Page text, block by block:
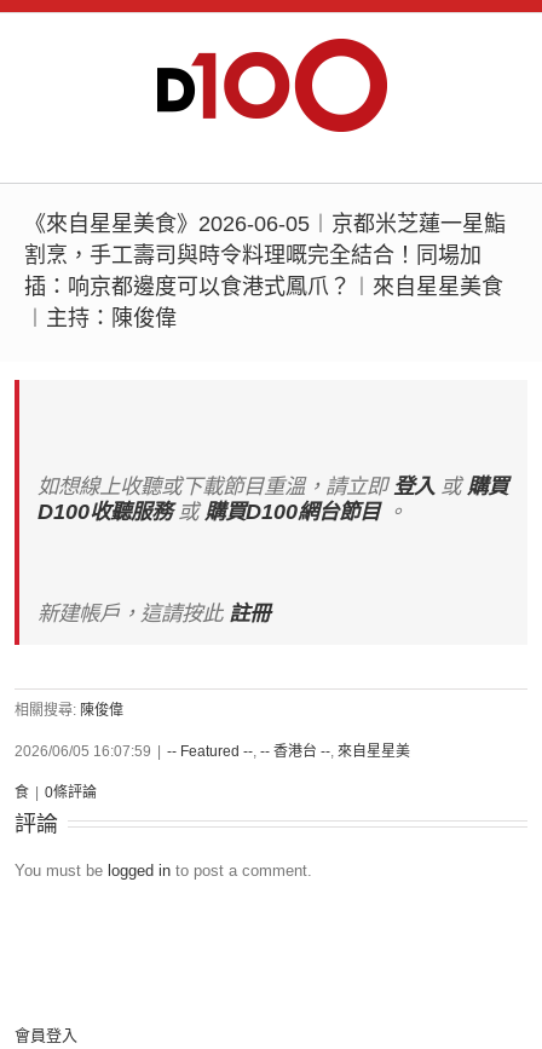
《來自星星美食》2026-06-05︱京都米芝蓮一星鮨
割烹，手工壽司與時令料理嘅完全結合！同場加
插：响京都邊度可以食港式鳳爪？︱來自星星美食
︱主持：陳俊偉
如想線上收聽或下載節目重溫，請立即登入 或購買
D100收聽服務或購買D100網台節目 。
新建帳戶，這請按此註冊
相關搜尋: 陳俊偉
2026/06/05 16:07:59 -- Featured --, -- 香港台 --, 來自星星美
食 0條評論
評論
You must be logged in to post a comment.
會員登入